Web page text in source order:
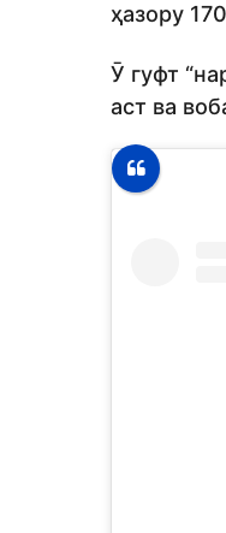
ҳазору
Ӯ гуфт
аст ва